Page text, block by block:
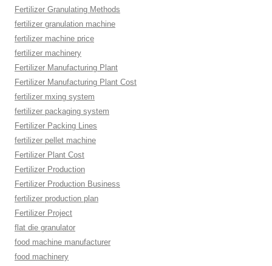
Fertilizer Granulating Methods
fertilizer granulation machine
fertilizer machine price
fertilizer machinery
Fertilizer Manufacturing Plant
Fertilizer Manufacturing Plant Cost
fertilizer mxing system
fertilizer packaging system
Fertilizer Packing Lines
fertilizer pellet machine
Fertilizer Plant Cost
Fertilizer Production
Fertilizer Production Business
fertilizer production plan
Fertilizer Project
flat die granulator
food machine manufacturer
food machinery